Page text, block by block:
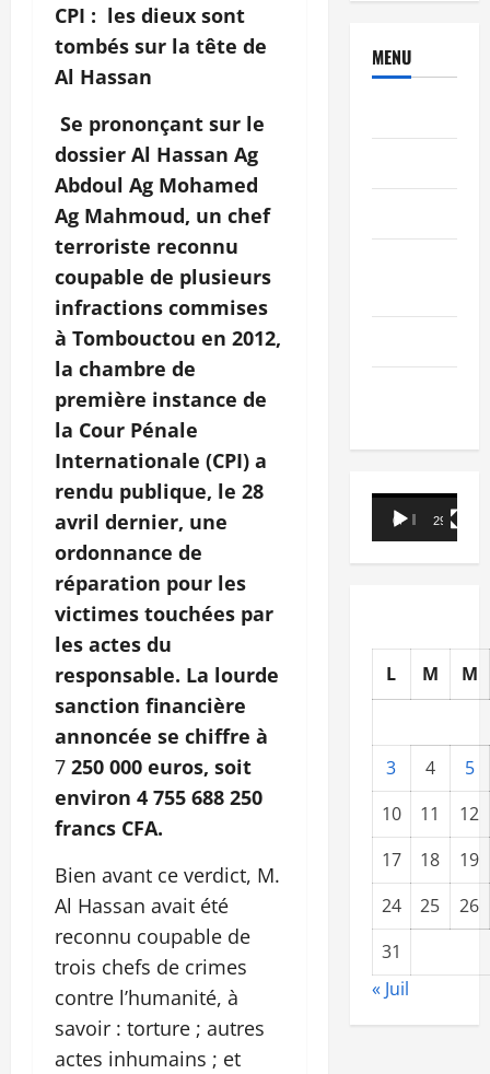
CPI : les dieux sont
tombés sur la tête de
Al Hassan
Se prononçant sur le
dossier Al Hassan Ag
Abdoul Ag Mohamed
Ag Mahmoud, un chef
terroriste reconnu
coupable de plusieurs
infractions commises
à Tombouctou en 2012,
la chambre de
première instance de
la Cour Pénale
Internationale (CPI) a
rendu publique, le 28
avril dernier, une
ordonnance de
réparation pour les
victimes touchées par
les actes du
responsable. La lourde
sanction financière
annoncée se chiffre à
7 250 000 euros, soit
environ 4 755 688 250
francs CFA.
Bien avant ce verdict, M.
Al Hassan avait été
reconnu coupable de
trois chefs de crimes
contre l’humanité, à
savoir : torture ; autres
actes inhumains ; et
MENU
Lecteur
vidéo
00:00 29:21
L M M
3 4
5
10
11
12
17
18
19
24
25
26
31
« Juil